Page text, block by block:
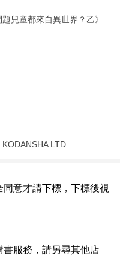
兒童都來自異世界？乙》
LTD.